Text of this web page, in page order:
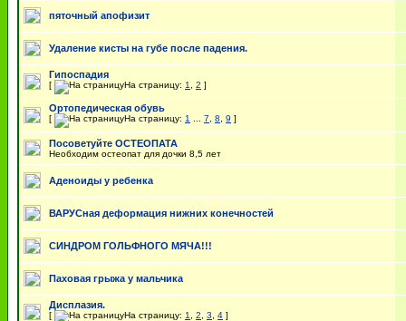
пяточный апофизит
Удаление кисты на губе после падения.
Гипоспадия
[ На страницу: 1 2 ]
Ортопедическая обувь
[ На страницу: 1 7 8 9 ]
Посоветуйте ОСТЕОПАТА
Необходим остеопат для дочки 8,5 лет
Аденоиды у ребенка
ВАРУСная деформация нижних конечностей
СИНДРОМ ГОЛЬФНОГО МЯЧА!!!
Паховая грыжа у мальчика
Дисплазия.
[ На страницу: 1 2 3 4 ]